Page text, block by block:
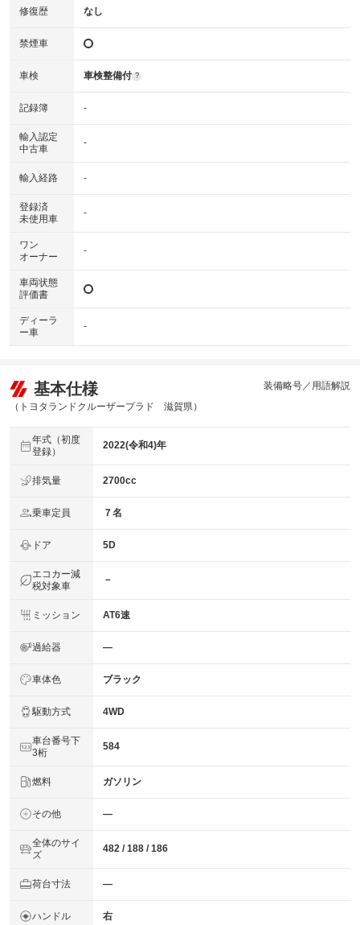
修復歴 なし
禁煙車
車検 車検整備付 ?
記録簿 -
輸入認定
中古車
-
輸入経路 -
登録済
未使用車
-
ワン
オーナー
-
車両状態
評価書
ディーラ
ー車
-
基本仕様
（トヨタランドクルーザープラド 滋賀県）
装備略号／用語解説
年式（初度
登録）
2022(令和4)年
排気量 2700cc
乗車定員 ７名
ドア 5D
エコカー減
税対象車
－
ミッション AT6速
過給器 ―
車体色 ブラック
駆動方式 4WD
車台番号下
3桁
584
燃料 ガソリン
その他 ―
全体のサイ
ズ
482 / 188 / 186
荷台寸法 ―
ハンドル 右